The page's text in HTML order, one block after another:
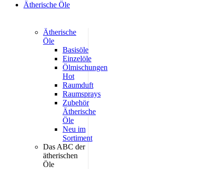
Ätherische Öle
Ätherische
Öle
Basisöle
Einzelöle
Ölmischungen
Hot
Raumduft
Raumsprays
Zubehör
Ätherische
Öle
Neu im
Sortiment
Das ABC der
ätherischen
Öle